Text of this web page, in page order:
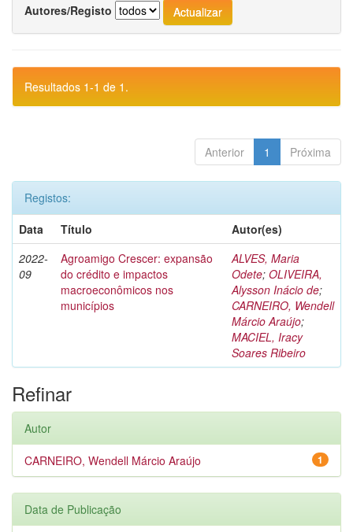
Autores/Registo
Resultados 1-1 de 1.
Anterior 1 Próxima
Registos:
Data
Título
Autor(es)
2022-
09
Agroamigo Crescer: expansão
do crédito e impactos
macroeconômicos nos
municípios
ALVES, Maria
Odete; OLIVEIRA,
Alysson Inácio de;
CARNEIRO, Wendell
Márcio Araújo;
MACIEL, Iracy
Soares Ribeiro
Refinar
Autor
1
CARNEIRO, Wendell Márcio Araújo
Data de Publicação